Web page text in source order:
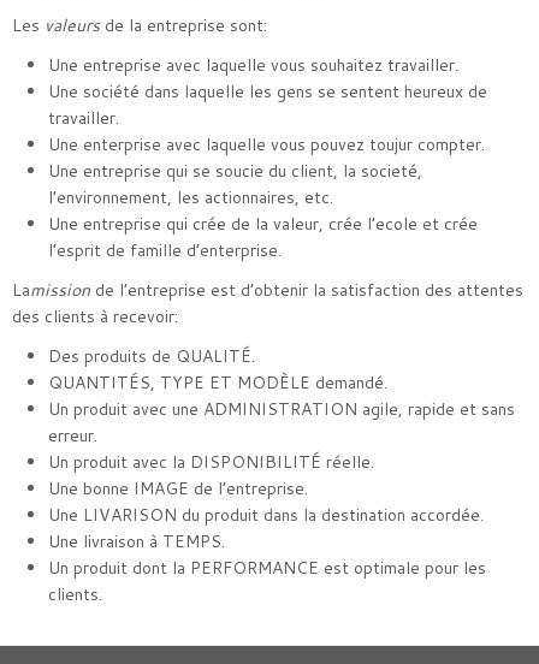
Les valeursde la entreprise sont:
Une entreprise avec laquelle vous souhaitez travailler.
Une société dans laquelle les gens se sentent heureux de
travailler.
Une enterprise avec laquelle vous pouvez toujur compter.
Une entreprise qui se soucie du client, la societé,
l’environnement, les actionnaires, etc.
Une entreprise qui crée de la valeur, crée l’ecole et crée
l’esprit de famille d’enterprise.
Lamission de l’entreprise est d’obtenir la satisfaction des attentes
des clients à recevoir:
Des produits de QUALITÉ.
QUANTITÉS, TYPE ET MODÈLE demandé.
Un produit avec une ADMINISTRATION agile, rapide et sans
erreur.
Un produit avec la DISPONIBILITÉ réelle.
Une bonne IMAGE de l’entreprise.
Une LIVARISON du produit dans la destination accordée.
Une livraison à TEMPS.
Un produit dont la PERFORMANCE est optimale pour les
clients.